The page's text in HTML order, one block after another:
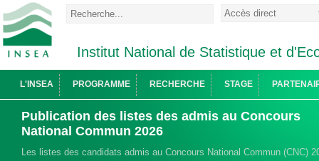
Institut National de Statistique et
L'INSEA PROGRAMME RECHERCHE STAGE
Publication des listes des admis au Concours
National Commun 2026
Les listes des candidats admis au Concours National Commun (CNC)